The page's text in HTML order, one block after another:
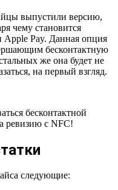
выпустили версию,
чему становится
Apple Pay. Данная опция
бесконтактную
же она будет не
на первый взгляд.
бесконтактной
ревизию с NFC!
следующие: